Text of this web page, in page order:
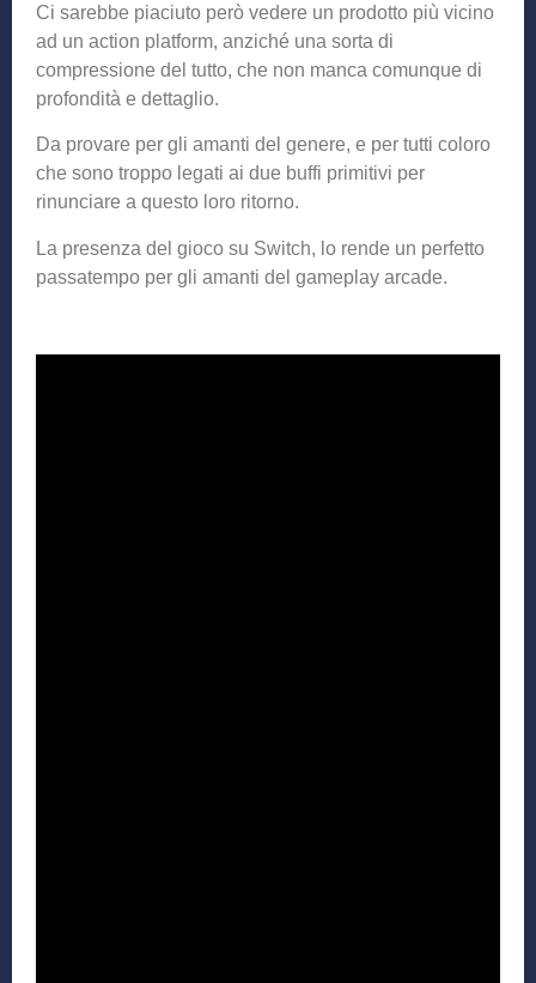
Ci sarebbe piaciuto però vedere un prodotto più vicino
ad un action platform, anziché una sorta di
compressione del tutto, che non manca comunque di
profondità e dettaglio.
Da provare per gli amanti del genere, e per tutti coloro
che sono troppo legati ai due buffi primitivi per
rinunciare a questo loro ritorno.
La presenza del gioco su Switch, lo rende un perfetto
passatempo per gli amanti del gameplay arcade.